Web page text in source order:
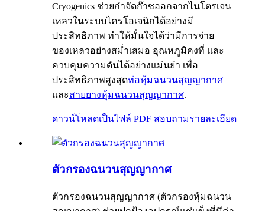
Cryogenics ช่วยกำจัดก๊าซออกจากไนโตรเจน
เหลวในระบบไครโอเจนิกได้อย่างมี
ประสิทธิภาพ ทำให้มั่นใจได้ว่ามีการจ่าย
ของเหลวอย่างสม่ำเสมอ อุณหภูมิคงที่ และ
ควบคุมความดันได้อย่างแม่นยำ เพื่อ
ประสิทธิภาพสูงสุดท่อหุ้มฉนวนสุญญากาศ
และสายยางหุ้มฉนวนสุญญากาศ.
ดาวน์โหลดเป็นไฟล์ PDF สอบถามรายละเอียด
ตัวกรองฉนวนสุญญากาศ
ตัวกรองฉนวนสุญญากาศ (ตัวกรองหุ้มฉนวน